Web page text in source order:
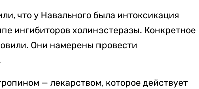
что у Навального была интоксикация
ингибиторов холинэстеразы. Конкретное
Они намерены провести
— лекарством, которое действует